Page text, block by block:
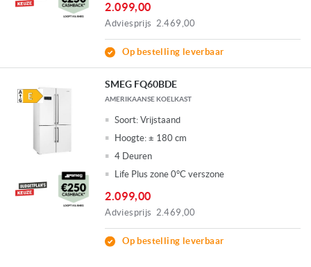
2.099,00
Adviesprijs 2.469,00
Op bestelling leverbaar
SMEG FQ60BDE
AMERIKAANSE KOELKAST
Soort: Vrijstaand
Hoogte: ± 180 cm
4 Deuren
Life Plus zone 0°C verszone
2.099,00
Adviesprijs 2.469,00
Op bestelling leverbaar